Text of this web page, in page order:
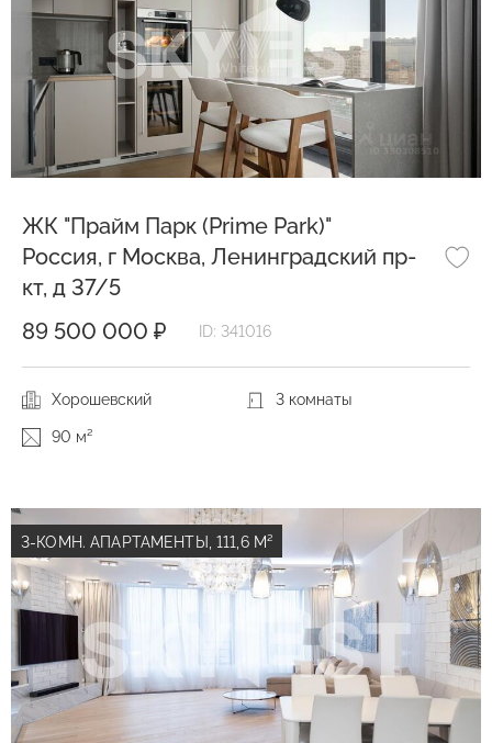
ЖК "Прайм Парк (Prime Park)"
Россия, г Москва, Ленинградский пр-
кт, д 37/5
89 500 000 ₽
ID: 341016
Хорошевский 3 комнаты
90 м²
3-КОМН. АПАРТАМЕНТЫ, 111,6 М²